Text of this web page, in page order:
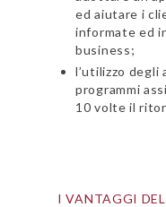
ed aiutare i
informate ed
business;
l’utilizzo degli
programmi
10 volte il
I VANTAGGI